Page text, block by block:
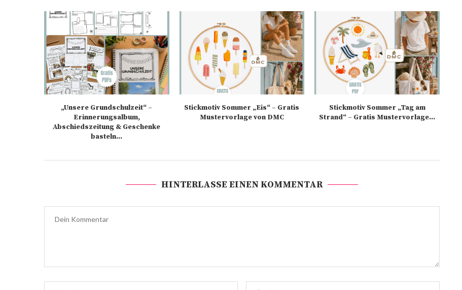
„Unsere Grundschulzeit“ –
Erinnerungsalbum,
Abschiedszeitung & Geschenke
basteln...
Stickmotiv Sommer „Eis“ – Gratis
Mustervorlage von DMC
Stickmotiv Sommer „Tag am
Strand“ – Gratis Mustervorlage...
HINTERLASSE EINEN KOMMENTAR